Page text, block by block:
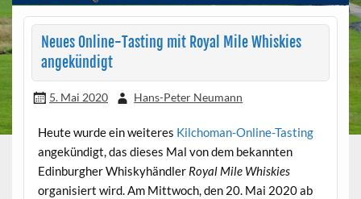
Neues Online-Tasting mit Royal Mile Whiskies
angekündigt
5. Mai 2020 Hans-Peter Neumann
Heute wurde ein weiteres Kilchoman-Online-Tasting
angekündigt, das dieses Mal von dem bekannten
Edinburgher Whiskyhändler Royal Mile Whiskies
organisiert wird. Am Mittwoch, den 20. Mai 2020 ab